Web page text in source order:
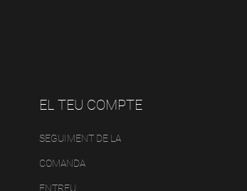
EL TEU COMPTE
SEGUIMENT DE LA
COMANDA
ENTREU